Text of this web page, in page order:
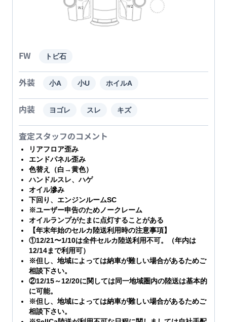
FW トビ石
外装 小A 小U ホイルA
内装 ヨゴレ スレ キズ
査定スタッフのコメント
リアフロア歪み
エンドパネル歪み
色替え（白→黄色）
ハンドルスレ、ハゲ
オイル滲み
下回り、エンジンルームSC
※ユーザー申告のためノークレーム
オイルランプがたまに点灯することがある
【年末年始のセルカ陸送利用時の注意事項】
①12/21〜1/10は全件セルカ陸送利用不可。（年内は
12/14まで利用可）
※但し、地域によっては納車が難しい場合があるためご
相談下さい。
②12/15～12/20に関しては同一地域圏内の陸送は基本的
に可能。
※但し、地域によっては納車が難しい場合があるためご
相談下さい。